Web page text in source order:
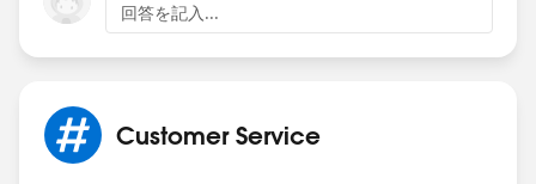
回答を記入...
Customer Service